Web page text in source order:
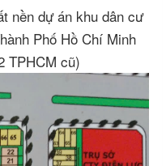
nền dự án khu dân cư
Phố Hồ Chí Minh
TPHCM cũ)